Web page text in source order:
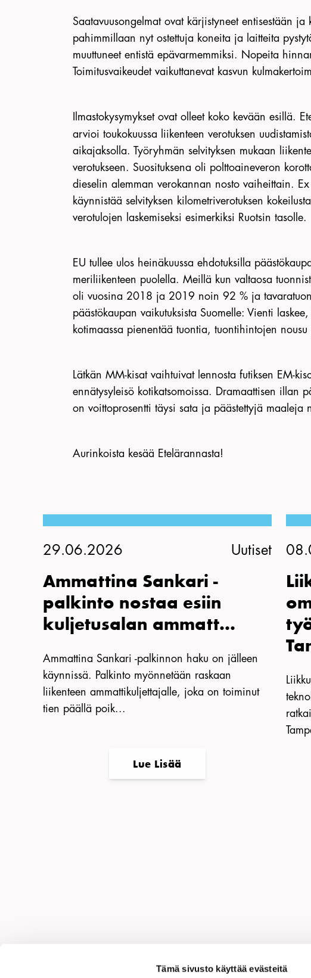
Tämä sivusto käyttää evästeitä
Saatavuusongelmat ovat kärjistyneet entisestään
pahimmillaan nyt ostettuja koneita ja laitteita
muuttuneet entistä epävarmemmiksi. Nopeita
Toimitusvaikeudet vaikuttanevat kasvun
Ilmastokysymykset ovat olleet koko kevään esillä.
arvioi toukokuussa liikenteen verotuksen
aikajaksolla. Työryhmän selvityksen mukaan
verotukseen. Suosituksena oli polttoaineveron
dieselin alemman verokannan nosto vaiheittain.
käynnistää selvityksen kilometriverotuksen
verotulojen laskemiseksi esimerkiksi Ruotsin tasolle.
EU tullee ulos heinäkuussa ehdotuksilla
meriliikenteen puolella. Meillä kun valtaosa
oli vuosina 2018 ja 2019 noin 92 % ja
päästökaupan vaikutuksista Suomelle: Vienti
kotimaassa pienentää tuontia, tuontihintojen
Lätkän MM-kisat vaihtuivat lennosta futiksen EM-
ennätysyleisö kotikatsomoissa. Dramaattisen illan
on voittoprosentti täysi sata ja päästettyjä maaleja
Aurinkoista kesää Etelärannasta!
29.06.2026 Uutiset
Ammattina Sankari -
palkinto nostaa esiin
kuljetusalan ammatt...
Ammattina Sankari -palkinnon haku on jälleen
käynnissä. Palkinto myönnetään raskaan
liikenteen ammattikuljettajalle, joka on toiminut
tien päällä poik...
Lue Lisää